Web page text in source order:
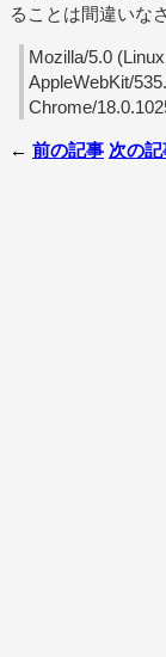
ることは間違いな
Mozilla/5.0
AppleWebKit/
Chrome/
← 前の記事 次の記